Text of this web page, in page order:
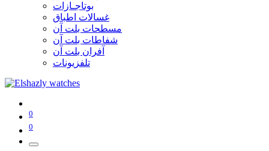
بوتاجـازات
غسالات اطباق
مسطحات بلت آن
شفاطات بلت آن
آفران بلت آن
تلفزيونات
0
0